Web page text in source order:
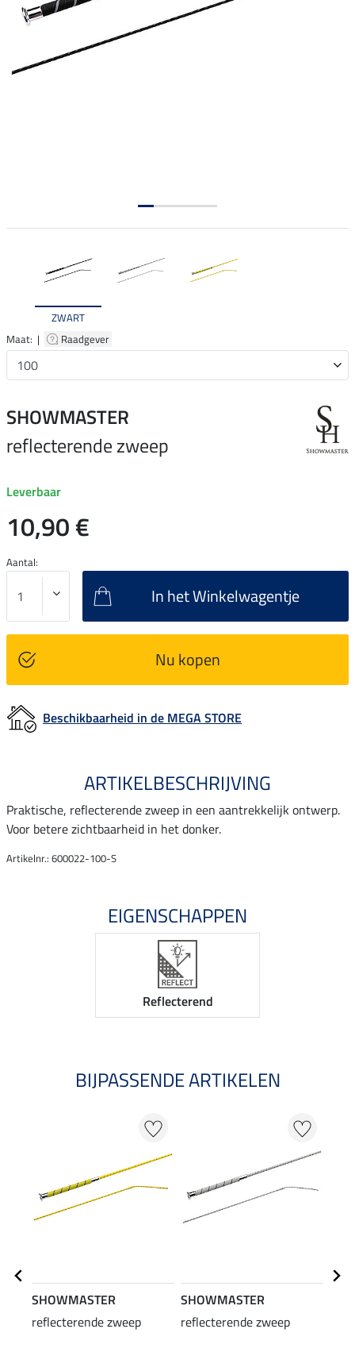
ZWART
Maat: |
Raadgever
SHOWMASTER
reflecterende zweep
Leverbaar
10,90 €
Aantal:
In het Winkelwagentje
Nu kopen
Beschikbaarheid in de MEGA STORE
ARTIKELBESCHRIJVING
Praktische, reflecterende zweep in een aantrekkelijk ontwerp.
Voor betere zichtbaarheid in het donker.
Artikelnr.: 600022-100-S
EIGENSCHAPPEN
Reflecterend
BIJPASSENDE ARTIKELEN
SHOWMASTER
reflecterende zweep
SHOWMASTER
reflecterende zweep